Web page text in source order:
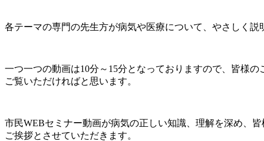
各テーマの専門の先生方が病気や医療について、やさしく
一つ一つの動画は10分～15分となっておりますので、皆様
ご覧いただければと思います。
市民WEBセミナー動画が病気の正しい知識、理解を深め、
ご挨拶とさせていただきます。